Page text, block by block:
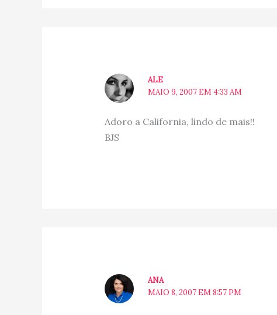
ALE
MAIO 9, 2007 EM 4:33 AM
Adoro a California, lindo de mais!!
BJS
ANA
MAIO 8, 2007 EM 8:57 PM